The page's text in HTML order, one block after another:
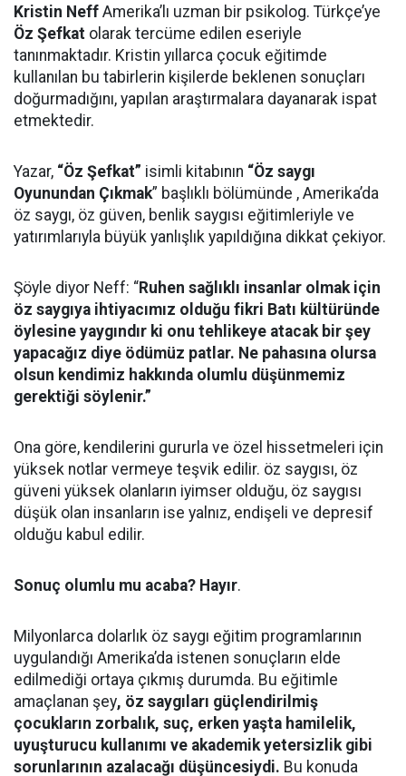
Kristin Neff Amerika’lı uzman bir psikolog. Türkçe’ye
Öz Şefkat olarak tercüme edilen eseriyle
tanınmaktadır. Kristin yıllarca çocuk eğitimde
kullanılan bu tabirlerin kişilerde beklenen sonuçları
doğurmadığını, yapılan araştırmalara dayanarak ispat
etmektedir.
Yazar, “Öz Şefkat” isimli kitabının “Öz saygı
Oyunundan Çıkmak” başlıklı bölümünde , Amerika’da
öz saygı, öz güven, benlik saygısı eğitimleriyle ve
yatırımlarıyla büyük yanlışlık yapıldığına dikkat çekiyor.
Şöyle diyor Neff: “Ruhen sağlıklı insanlar olmak için
öz saygıya ihtiyacımız olduğu fikri Batı kültüründe
öylesine yaygındır ki onu tehlikeye atacak bir şey
yapacağız diye ödümüz patlar. Ne pahasına olursa
olsun kendimiz hakkında olumlu düşünmemiz
gerektiği söylenir.”
Ona göre, kendilerini gururla ve özel hissetmeleri için
yüksek notlar vermeye teşvik edilir. öz saygısı, öz
güveni yüksek olanların iyimser olduğu, öz saygısı
düşük olan insanların ise yalnız, endişeli ve depresif
olduğu kabul edilir.
Sonuç olumlu mu acaba? Hayır.
Milyonlarca dolarlık öz saygı eğitim programlarının
uygulandığı Amerika’da istenen sonuçların elde
edilmediği ortaya çıkmış durumda. Bu eğitimle
amaçlanan şey, öz saygıları güçlendirilmiş
çocukların zorbalık, suç, erken yaşta hamilelik,
uyuşturucu kullanımı ve akademik yetersizlik gibi
sorunlarının azalacağı düşüncesiydi. Bu konuda